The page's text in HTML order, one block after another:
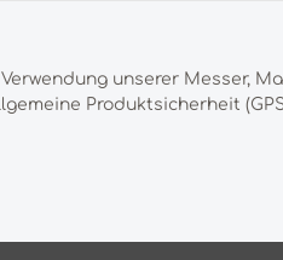
unserer Messer,
Produktsicherheit